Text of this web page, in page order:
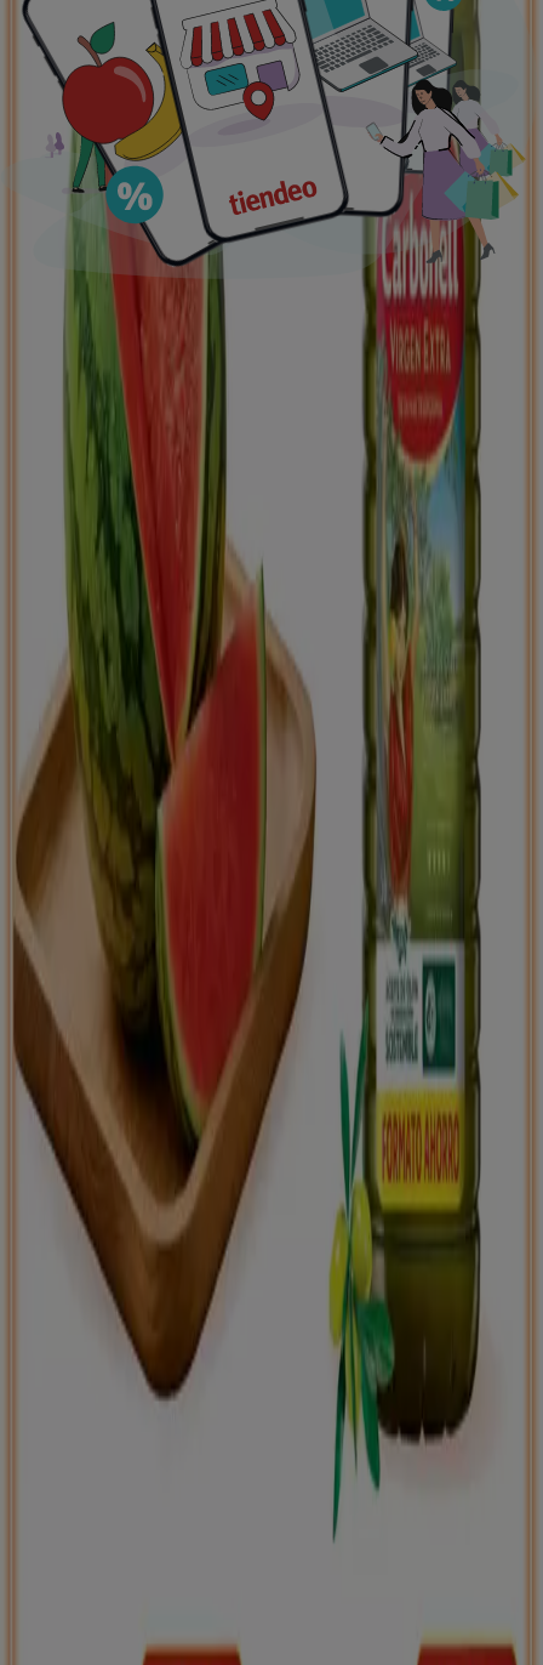
Ofertas destacadas
supermercados jardín y bricolaje Freidora de airepatinete
eléctrico
aceite de olivacomida
asiáticaaguacatesbomba de agua
Tiendeo en tu ciudad
Barcelona Valencia Sevilla
Zaragoza
Málaga
Palma de Mallorca Alicante
Murcia
Las Palmas de Gran Canaria
Córdoba Valladolid
Granada
Ver más ciudades
Descargar la APP
Tiendeo international
España Italia United Kingdom México
Brasil
Colombia
Argentina France
United States
Nederland
Deutschland Perú
Portugal
Australia
Türkiye Norge
Österreich
Sverige
Ecuador South Africa
Canada
Danmark
Suomi Ελλάδα 한국
Schweiz
United Arab Emirates
Ceská republika
Slovenská republika
Magyarország
България
Publicidad